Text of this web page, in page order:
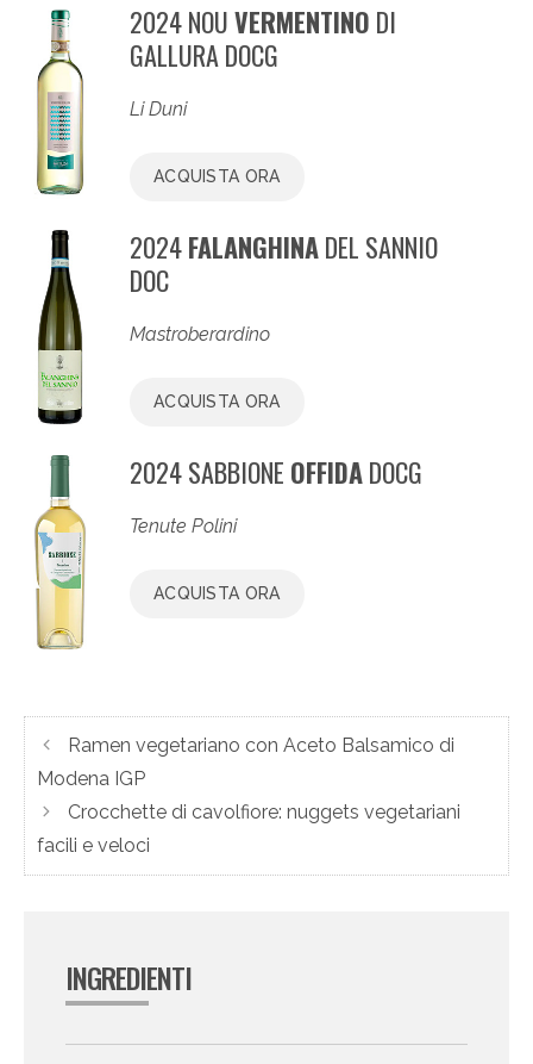
2024 NOUVERMENTINO DI
GALLURA DOCG
Li Duni
ACQUISTA ORA
2024FALANGHINADEL SANNIO
DOC
Mastroberardino
ACQUISTA ORA
2024 SABBIONE OFFIDADOCG
Tenute Polini
ACQUISTA ORA
Ramen vegetariano con Aceto Balsamico di
Modena IGP
Crocchette di cavolfiore: nuggets vegetariani
facili e veloci
INGREDIENTI